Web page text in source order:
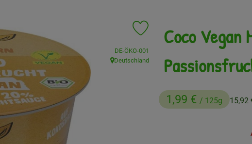
Coco Vegan
1,99 € / 125g 15,92
Produkt zu Favouriten hinzufügen
, Kontrollstelle:
DE-ÖKO-001
, Herkunft:
Deutschland